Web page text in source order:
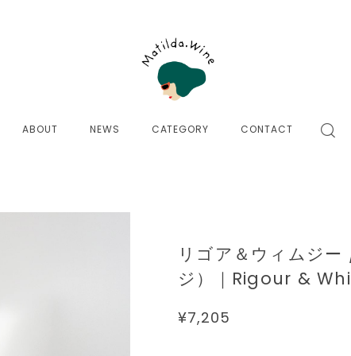
ABOUT NEWS CATEGORY CONTACT
リゴア＆ウィムジ
ジ）｜Rigour &
¥7,205